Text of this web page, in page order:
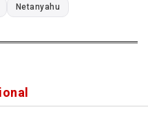
Netanyahu